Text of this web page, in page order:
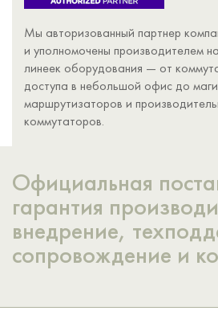
Мы авторизованный партнер
и уполномочены производителем
линеек оборудования — от
доступа в небольшой офис до
маршрутизаторов и
коммутаторов.
Официальная
гарантия
внедрение,
сопровождение и